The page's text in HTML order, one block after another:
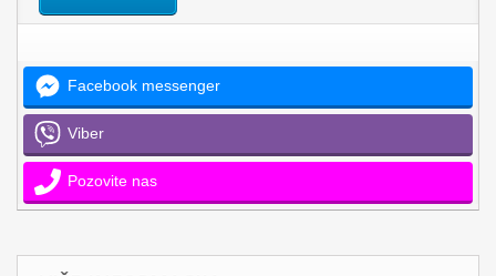
Facebook messenger
Viber
Pozovite nas